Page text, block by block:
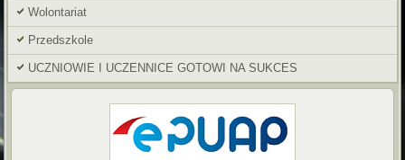
Wolontariat
Przedszkole
UCZNIOWIE I UCZENNICE GOTOWI NA SUKCES